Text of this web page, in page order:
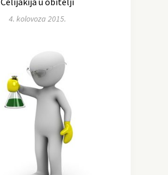
4. kolovoza 2015.